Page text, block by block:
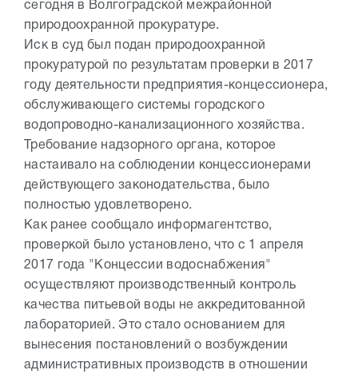
сегодня в Волгоградской межрайонной
природоохранной прокуратуре.
Иск в суд был подан природоохранной
прокуратурой по результатам проверки в 2017
году деятельности предприятия-концессионера,
обслуживающего системы городского
водопроводно-канализационного хозяйства.
Требование надзорного органа, которое
настаивало на соблюдении концессионерами
действующего законодательства, было
полностью удовлетворено.
Как ранее сообщало информагентство,
проверкой было установлено, что с 1 апреля
2017 года "Концессии водоснабжения"
осуществляют производственный контроль
качества питьевой воды не аккредитованной
лабораторией. Это стало основанием для
вынесения постановлений о возбуждении
административных производств в отношении